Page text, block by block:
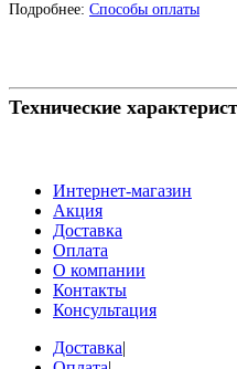
Подробнее: Способы оплаты
Технические
Интернет-магазин
Акция
Доставка
Оплата
О компании
Контакты
Консультация
Доставка|